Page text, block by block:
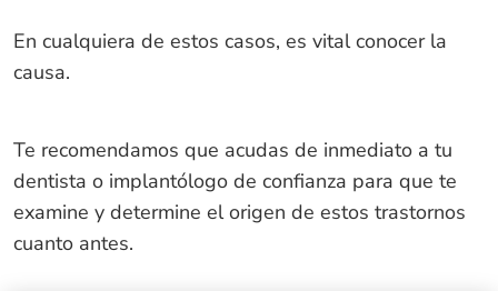
En cualquiera de estos casos, es vital conocer la
causa.
Te recomendamos que acudas de inmediato a tu
dentista o implantólogo de confianza para que te
examine y determine el origen de estos trastornos
cuanto antes.